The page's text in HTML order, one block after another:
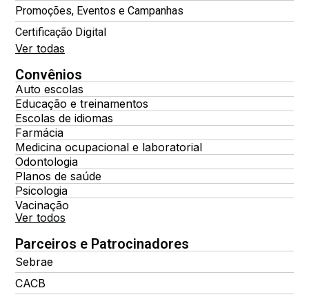
Promoções, Eventos e Campanhas
Certificação Digital
Ver todas
Convênios
Auto escolas
Educação e treinamentos
Escolas de idiomas
Farmácia
Medicina ocupacional e laboratorial
Odontologia
Planos de saúde
Psicologia
Vacinação
Ver todos
Parceiros e Patrocinadores
Sebrae
CACB